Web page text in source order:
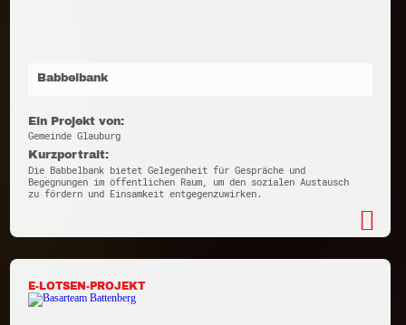
Babbelbank
Ein Projekt von:
Gemeinde Glauburg
Kurzportrait:
Die Babbelbank bietet Gelegenheit für Gespräche und
Begegnungen im öffentlichen Raum, um den sozialen Austausch
zu fördern und Einsamkeit entgegenzuwirken.
E-LOTSEN-PROJEKT